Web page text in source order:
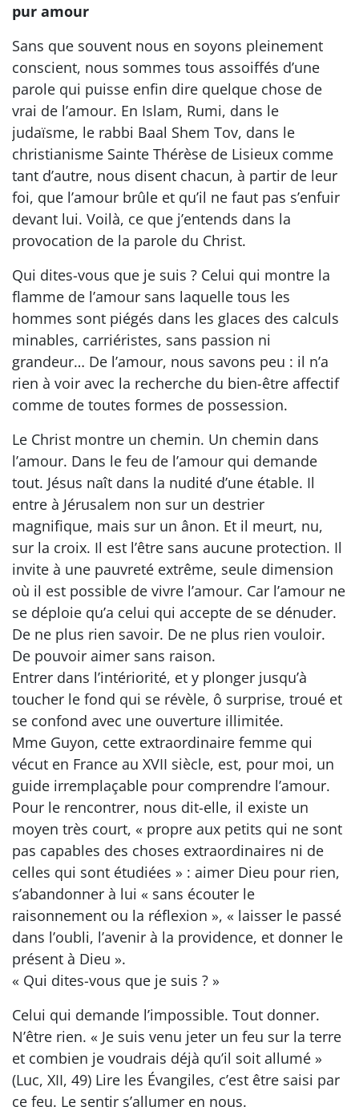
pur amour
Sans que souvent nous en soyons pleinement
conscient, nous sommes tous assoiffés d’une
parole qui puisse enfin dire quelque chose de
vrai de l’amour. En Islam, Rumi, dans le
judaïsme, le rabbi Baal Shem Tov, dans le
christianisme Sainte Thérèse de Lisieux comme
tant d’autre, nous disent chacun, à partir de leur
foi, que l’amour brûle et qu’il ne faut pas s’enfuir
devant lui. Voilà, ce que j’entends dans la
provocation de la parole du Christ.
Qui dites-vous que je suis ? Celui qui montre la
flamme de l’amour sans laquelle tous les
hommes sont piégés dans les glaces des calculs
minables, carriéristes, sans passion ni
grandeur… De l’amour, nous savons peu : il n’a
rien à voir avec la recherche du bien-être affectif
comme de toutes formes de possession.
Le Christ montre un chemin. Un chemin dans
l’amour. Dans le feu de l’amour qui demande
tout. Jésus naît dans la nudité d’une étable. Il
entre à Jérusalem non sur un destrier
magnifique, mais sur un ânon. Et il meurt, nu,
sur la croix. Il est l’être sans aucune protection. Il
invite à une pauvreté extrême, seule dimension
où il est possible de vivre l’amour. Car l’amour ne
se déploie qu’a celui qui accepte de se dénuder.
De ne plus rien savoir. De ne plus rien vouloir.
De pouvoir aimer sans raison.
Entrer dans l’intériorité, et y plonger jusqu’à
toucher le fond qui se révèle, ô surprise, troué et
se confond avec une ouverture illimitée.
Mme Guyon, cette extraordinaire femme qui
vécut en France au XVII siècle, est, pour moi, un
guide irremplaçable pour comprendre l’amour.
Pour le rencontrer, nous dit-elle, il existe un
moyen très court, « propre aux petits qui ne sont
pas capables des choses extraordinaires ni de
celles qui sont étudiées » : aimer Dieu pour rien,
s’abandonner à lui « sans écouter le
raisonnement ou la réflexion », « laisser le passé
dans l’oubli, l’avenir à la providence, et donner le
présent à Dieu ».
« Qui dites-vous que je suis ? »
Celui qui demande l’impossible. Tout donner.
N’être rien. « Je suis venu jeter un feu sur la terre
et combien je voudrais déjà qu’il soit allumé »
(Luc, XII, 49) Lire les Évangiles, c’est être saisi par
ce feu. Le sentir s’allumer en nous.